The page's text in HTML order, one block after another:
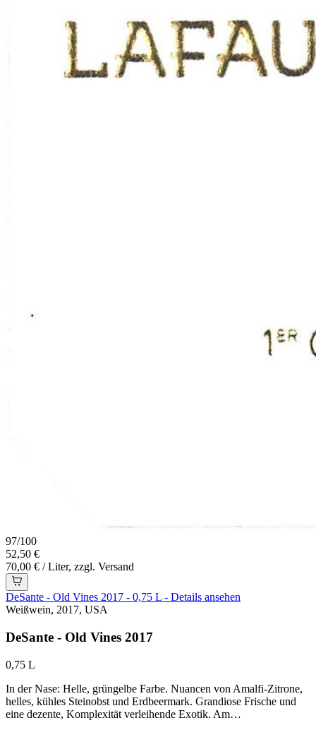
97/100
52,50 €
70,00 € / Liter, zzgl. Versand
DeSante - Old Vines 2017 - 0,75 L - Details ansehen
Weißwein, 2017, USA
DeSante - Old Vines 2017
0,75 L
In der Nase: Helle, grüngelbe Farbe. Nuancen von Amalfi-Zitrone,
helles, kühles Steinobst und Erdbeermark. Grandiose Frische und
eine dezente, Komplexität verleihende Exotik. Am…